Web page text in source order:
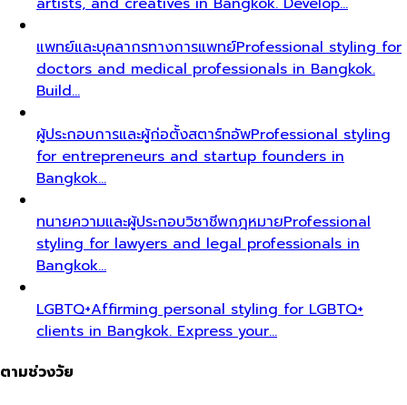
แพทย์และบุคลากรทางการแพทย์Professional styling for
doctors and medical professionals in Bangkok.
Build…
ผู้ประกอบการและผู้ก่อตั้งสตาร์ทอัพProfessional styling
for entrepreneurs and startup founders in
Bangkok…
ทนายความและผู้ประกอบวิชาชีพกฎหมายProfessional
styling for lawyers and legal professionals in
Bangkok…
LGBTQ+Affirming personal styling for LGBTQ+
clients in Bangkok. Express your…
ตามช่วงวัย